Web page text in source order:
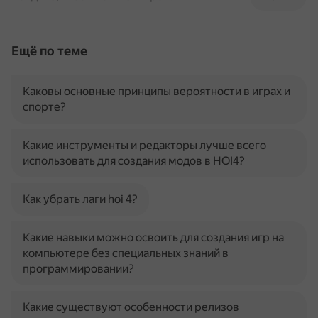
Ещё по теме
Каковы основные принципы вероятности в играх и
спорте?
Какие инструменты и редакторы лучше всего
использовать для создания модов в HOI4?
Как убрать лаги hoi 4?
Какие навыки можно освоить для создания игр на
компьютере без специальных знаний в
программировании?
Какие существуют особенности релизов